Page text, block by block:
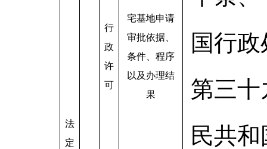
法
定
行
政
许
可
宅基地申请
审批依据、
条件、程序
以及办理结
果
国行
第三
民共